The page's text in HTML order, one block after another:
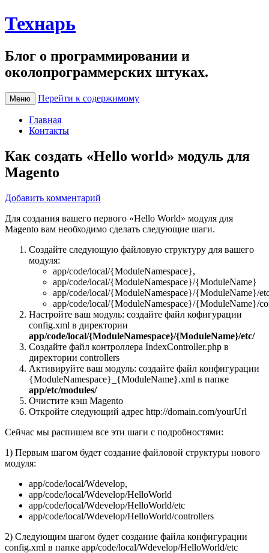
Технарь
Блог о программировании и
околопрограммерских штуках.
Меню Перейти к содержимому
Главная
Контакты
Как создать «Hello world» модуль для
Magento
Добавить комментарий
Для создания вашего первого «Hello World» модуля для
Magento вам необходимо сделать следующие шаги.
Создайте следующую файловую структуру для вашего
модуля:
app/code/local/{ModuleNamespace},
app/code/local/{ModuleNamespace}/{ModuleName}
app/code/local/{ModuleNamespace}/{ModuleName}/
app/code/local/{ModuleNamespace}/{ModuleName}/
Настройте ваш модуль: создайте файл кофигурации
config.xml в директории
app/code/local/{ModuleNamespace}/{ModuleName}/etc/
Создайте файл контроллера IndexController.php в
директории controllers
Активируйте ваш модуль: создайте файл конфигурации
{ModuleNamespace}_{ModuleName}.xml в папке
app/etc/modules/
Очистите кэш Magento
Откройте следующий адрес http://domain.com/yourUrl
Сейчас мы распишем все эти шаги с подробностями:
1) Первым шагом будет создание файловой структуры нового
модуля:
app/code/local/Wdevelop,
app/code/local/Wdevelop/HelloWorld
app/code/local/Wdevelop/HelloWorld/etc
app/code/local/Wdevelop/HelloWorld/controllers
2) Следующим шагом будет создание файла конфигурации
config.xml в папке app/code/local/Wdevelop/HelloWorld/etc